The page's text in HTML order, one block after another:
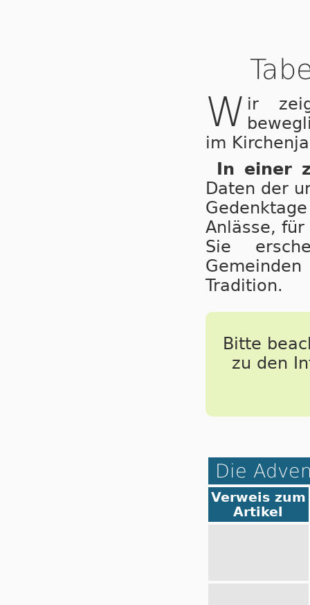
W ir
im
In einer
Daten der
Anlässe,
Sie
Tradition.
Bitte
zu den
Die
Verweis zum
Artikel